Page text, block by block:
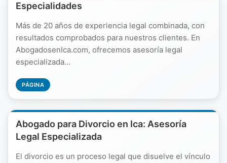
Especialidades
Más de 20 años de experiencia legal combinada, con
resultados comprobados para nuestros clientes. En
AbogadosenIca.com, ofrecemos asesoría legal
especializada...
PÁGINA
Abogado para Divorcio en Ica: Asesoría
Legal Especializada
El divorcio es un proceso legal que disuelve el vínculo